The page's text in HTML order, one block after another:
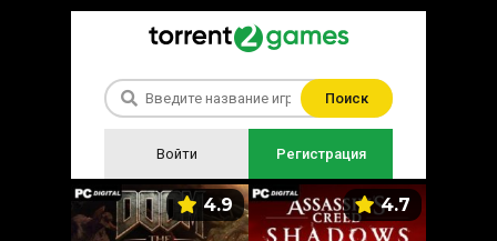
Поиск
Войти Регистрация
4.9 4.7